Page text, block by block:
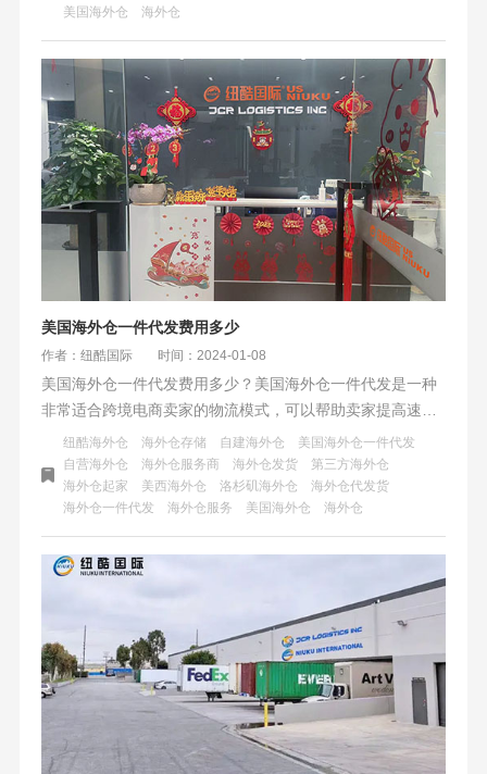
合考虑多方面的因素，选择最适合自己的仓储模式。
美国海外仓
海外仓
美国海外仓一件代发费用多少
作者：纽酷国际 时间：2024-01-08
美国海外仓一件代发费用多少？美国海外仓一件代发是一种
非常适合跨境电商卖家的物流模式，可以帮助卖家提高速度
和效率、降低物流成本、减少风险和压力、提高出售价格、
省去繁琐的物流操作，从而提升卖家的竞争力和盈利能力。
如果您也想尝试使用美国海外仓一件代发，欢迎联系纽酷国
际，我们将为您提供专业、可靠、合理的海外仓服务，助力
您的跨境电商事业。
纽酷海外仓 海外仓存储 自建海外仓
美国海外仓一件代发
自营海外仓
海外仓服务商 海外仓发货
第三方海外仓
海外仓起家
美西海外仓 洛杉矶海外仓
海外仓代发货
海外仓一件代发
海外仓服务 美国海外仓 海外仓